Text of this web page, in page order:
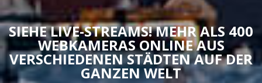
SIEHE LIVE-STREAMS! MEHR ALS 400
WEBKAMERAS ONLINE AUS
VERSCHIEDENEN STÄDTEN AUF DER
GANZEN WELT